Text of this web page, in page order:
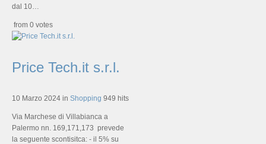
dal 10…
from 0 votes
Price Tech.it s.r.l.
10 Marzo 2024 in Shopping 949 hits
Via Marchese di Villabianca a
Palermo nn. 169,171,173 prevede
la seguente scontisitca: - il 5% su